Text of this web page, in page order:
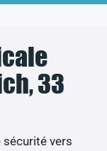
33
vers